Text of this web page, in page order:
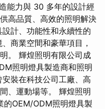
能力與 30 多年的設計經
高品質、高效的照明解決
計、功能性和永續性的
商業空間和豪華項目，
。 輝煌照明有限公司成
照明燈具製造商和照明
裝在科技公司工廠、高
、運動場等。 輝煌照明
OEM/ODM照明燈具製